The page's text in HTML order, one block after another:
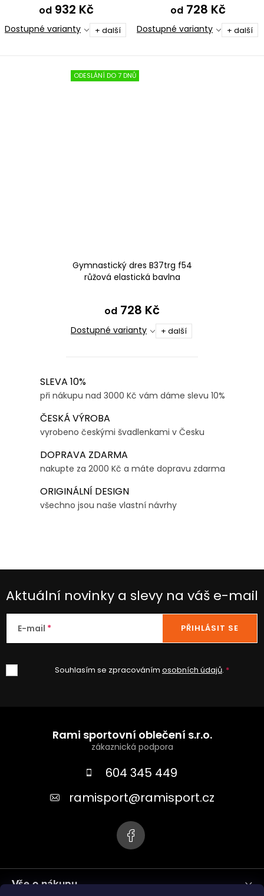
od932 Kč
Dostupné varianty + další
od 728 Kč
Dostupné varianty + další
ODESLÁNÍ DO 7 DNŮ
Gymnastický dres B37trg f54
růžová elastická bavlna
od 728 Kč
Dostupné varianty + další
y
ý
p
s
SLEVA 10%
při nákupu nad 3000 Kč vám dáme slevu 10%
ČESKÁ VÝROBA
vyrobeno českými švadlenkami v Česku
DOPRAVA ZDARMA
nakupte za 2000 Kč a máte dopravu zdarma
ORIGINÁLNÍ DESIGN
všechno jsou naše vlastní návrhy
Aktuální novinky a slevy na váš e-mail
E-mail
Souhlasím se zpracováním osobních údajů.
PŘIHLÁSIT SE
Rami sportovní oblečení s.r.o.
604 345 449
ramisport@ramisport.cz
Vše o nákupu